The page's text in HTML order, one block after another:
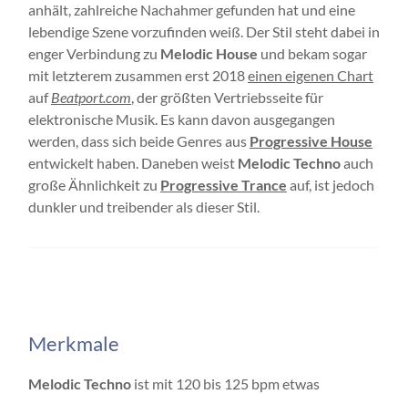
anhält, zahlreiche Nachahmer gefunden hat und eine
lebendige Szene vorzufinden weiß. Der Stil steht dabei in
enger Verbindung zu Melodic House und bekam sogar
mit letzterem zusammen erst 2018einen eigenen Chart
aufBeatport.com, der größten Vertriebsseite für
elektronische Musik. Es kann davon ausgegangen
werden, dass sich beide Genres aus Progressive House
entwickelt haben. Daneben weist Melodic Technoauch
große Ähnlichkeit zu Progressive Trance auf, ist jedoch
dunkler und treibender als dieser Stil.
Merkmale
Melodic Techno ist mit 120 bis 125 bpm etwas